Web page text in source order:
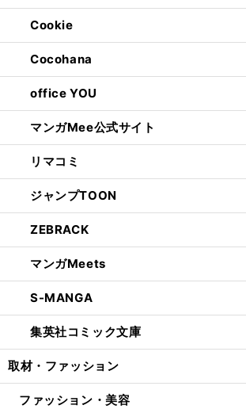
Cookie
Cocohana
office YOU
マンガMee公式サイト
リマコミ
ジャンプTOON
ZEBRACK
マンガMeets
S-MANGA
集英社コミック文庫
取材・ファッション
ファッション・美容